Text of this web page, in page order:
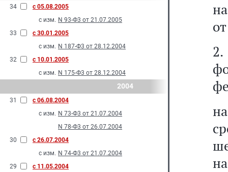
34
с 05.08.2005
с изм. N 93-Ф3 от 21.07.2005
33
с 30.01.2005
с изм. N 187-Ф3 от 28.12.2004
32
с 10.01.2005
с изм. N 175-Ф3 от 28.12.2004
2004
31
с 06.08.2004
с изм. N 73-Ф3 от 21.07.2004
N 78-Ф3 от 26.07.2004
30
с 26.07.2004
с изм. N 74-Ф3 от 21.07.2004
29
с 11.05.2004